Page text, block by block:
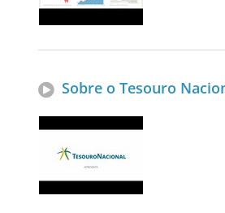
Sobre o Tesouro